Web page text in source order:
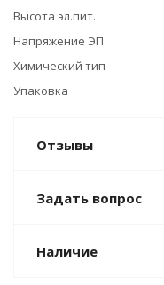
Высота эл.пит.
Напряжение ЭП
Химический тип
Упаковка
Отзывы
Задать вопрос
Наличие